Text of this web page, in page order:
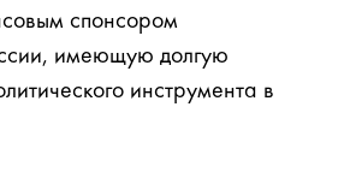
спонсором
имеющую долгую
инструмента в